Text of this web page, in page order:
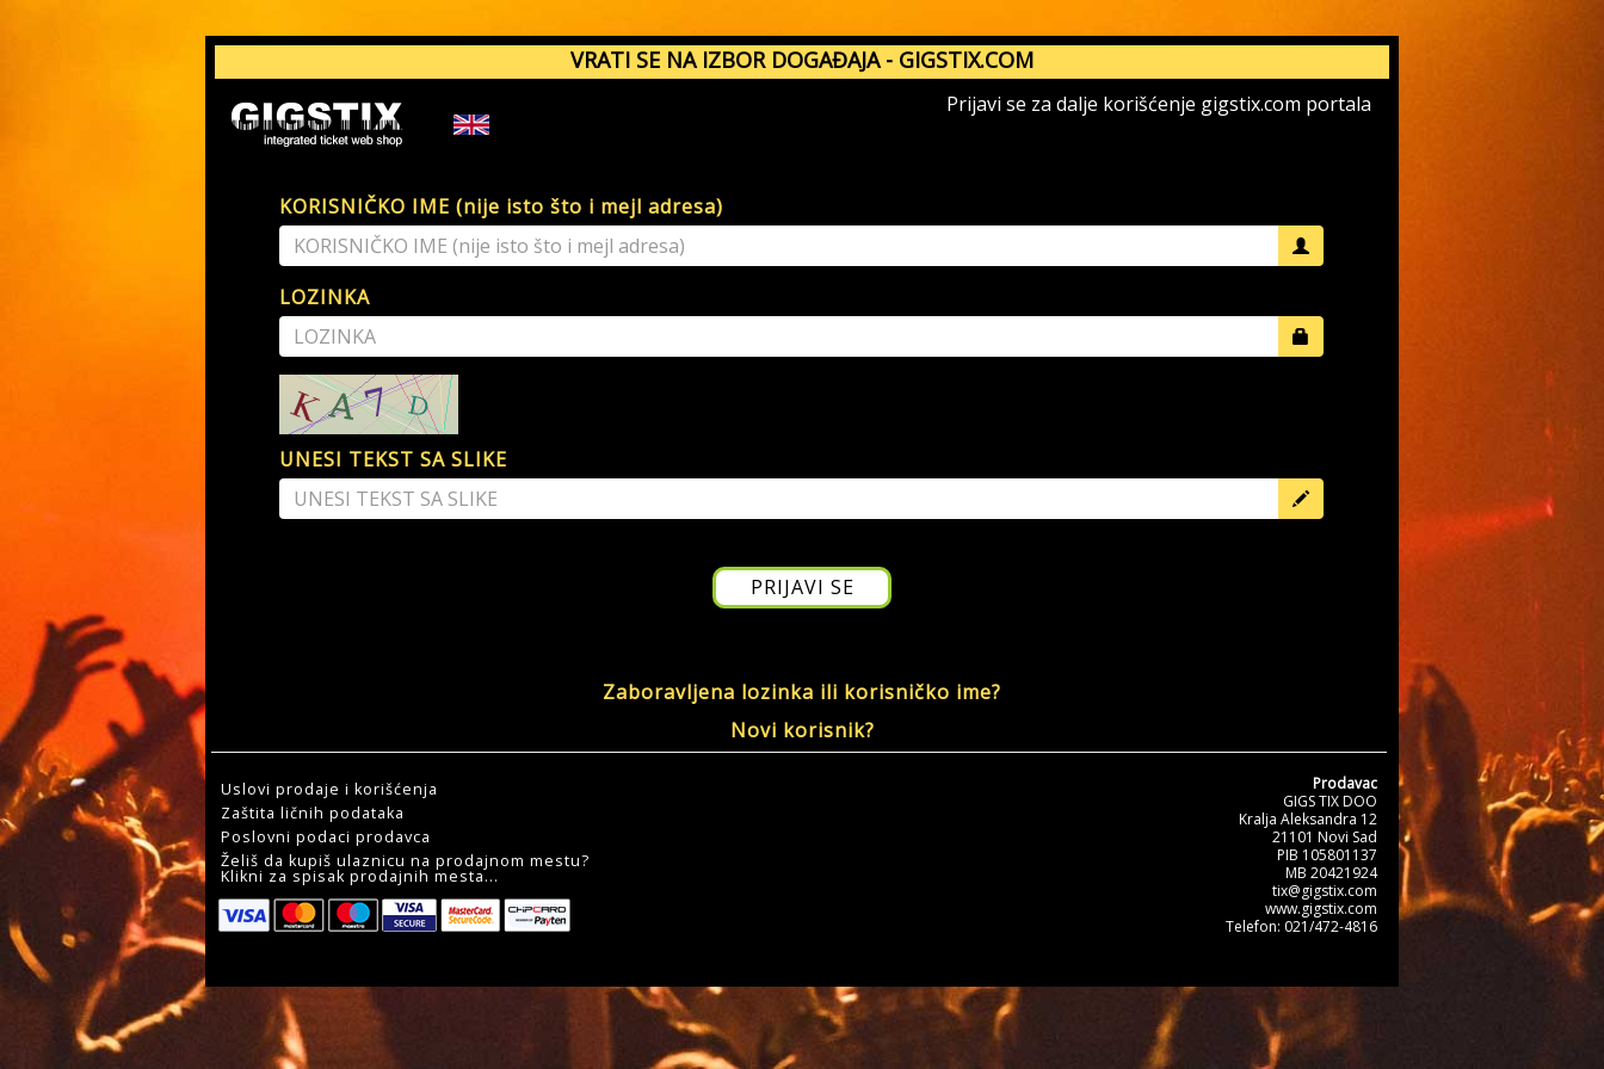
VRATI SE NA IZBOR DOGAĐAJA - GIGSTIX.COM
Prijavi se za dalje korišćenje gigstix.com portala
KORISNIČKO IME (nije isto što i mejl adresa)
LOZINKA
UNESI TEKST SA SLIKE
Zaboravljena lozinka ili korisničko ime?
Novi korisnik?
Uslovi prodaje i korišćenja
Zaštita ličnih podataka
Poslovni podaci prodavca
Želiš da kupiš ulaznicu na prodajnom mestu?
Klikni za spisak prodajnih mesta...
Prodavac
GIGS TIX DOO
Kralja Aleksandra 12
21101 Novi Sad
PIB 105801137
MB 20421924
tix@gigstix.com
www.gigstix.com
Telefon: 021/472-4816